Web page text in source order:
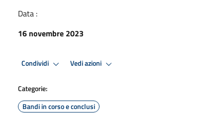
Data :
16 novembre 2023
Condividi Vedi azioni
Categorie:
Bandi in corso e conclusi